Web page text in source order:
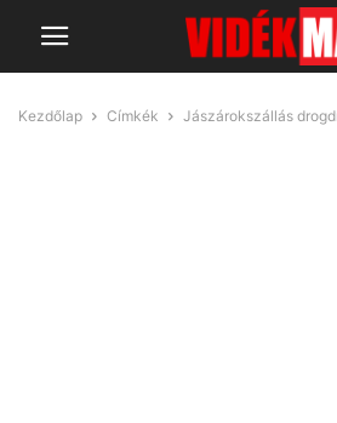
Kezdőlap Címkék Jászárokszállás